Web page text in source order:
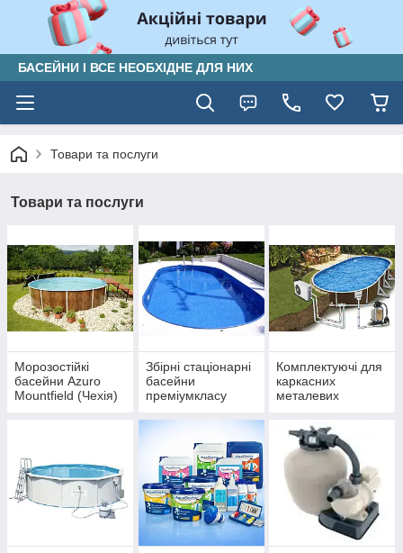
БАСЕЙНИ І ВСЕ НЕОБХІДНЕ ДЛЯ НИХ
Товари та послуги
Товари та послуги
Морозостійкі
басейни Azuro
Mountfield (Чехія)
Збірні стаціонарні
басейни
преміумкласу
(ЧЕХІЯ)
Комплектуючі для
каркасних
металевих